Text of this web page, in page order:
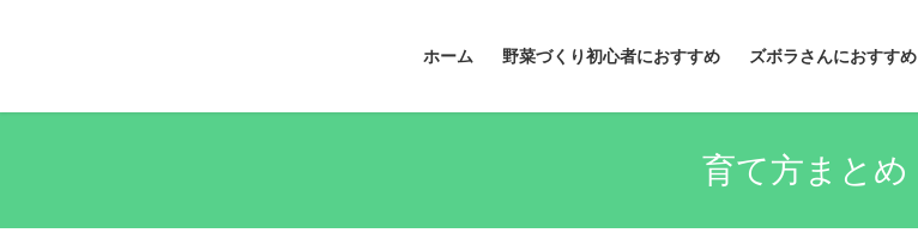
ホーム 野菜づくり初心者におすすめ ズボラさんにおすすめ
育て方まとめ